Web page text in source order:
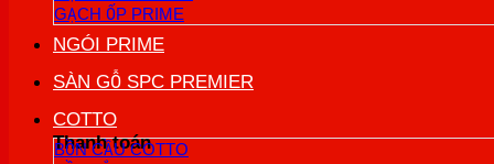
Thanh toán
GẠCH ỐP PRIME
NGÓI PRIME
SÀN GỖ SPC PREMIER
COTTO
BỒN CẦU COTTO